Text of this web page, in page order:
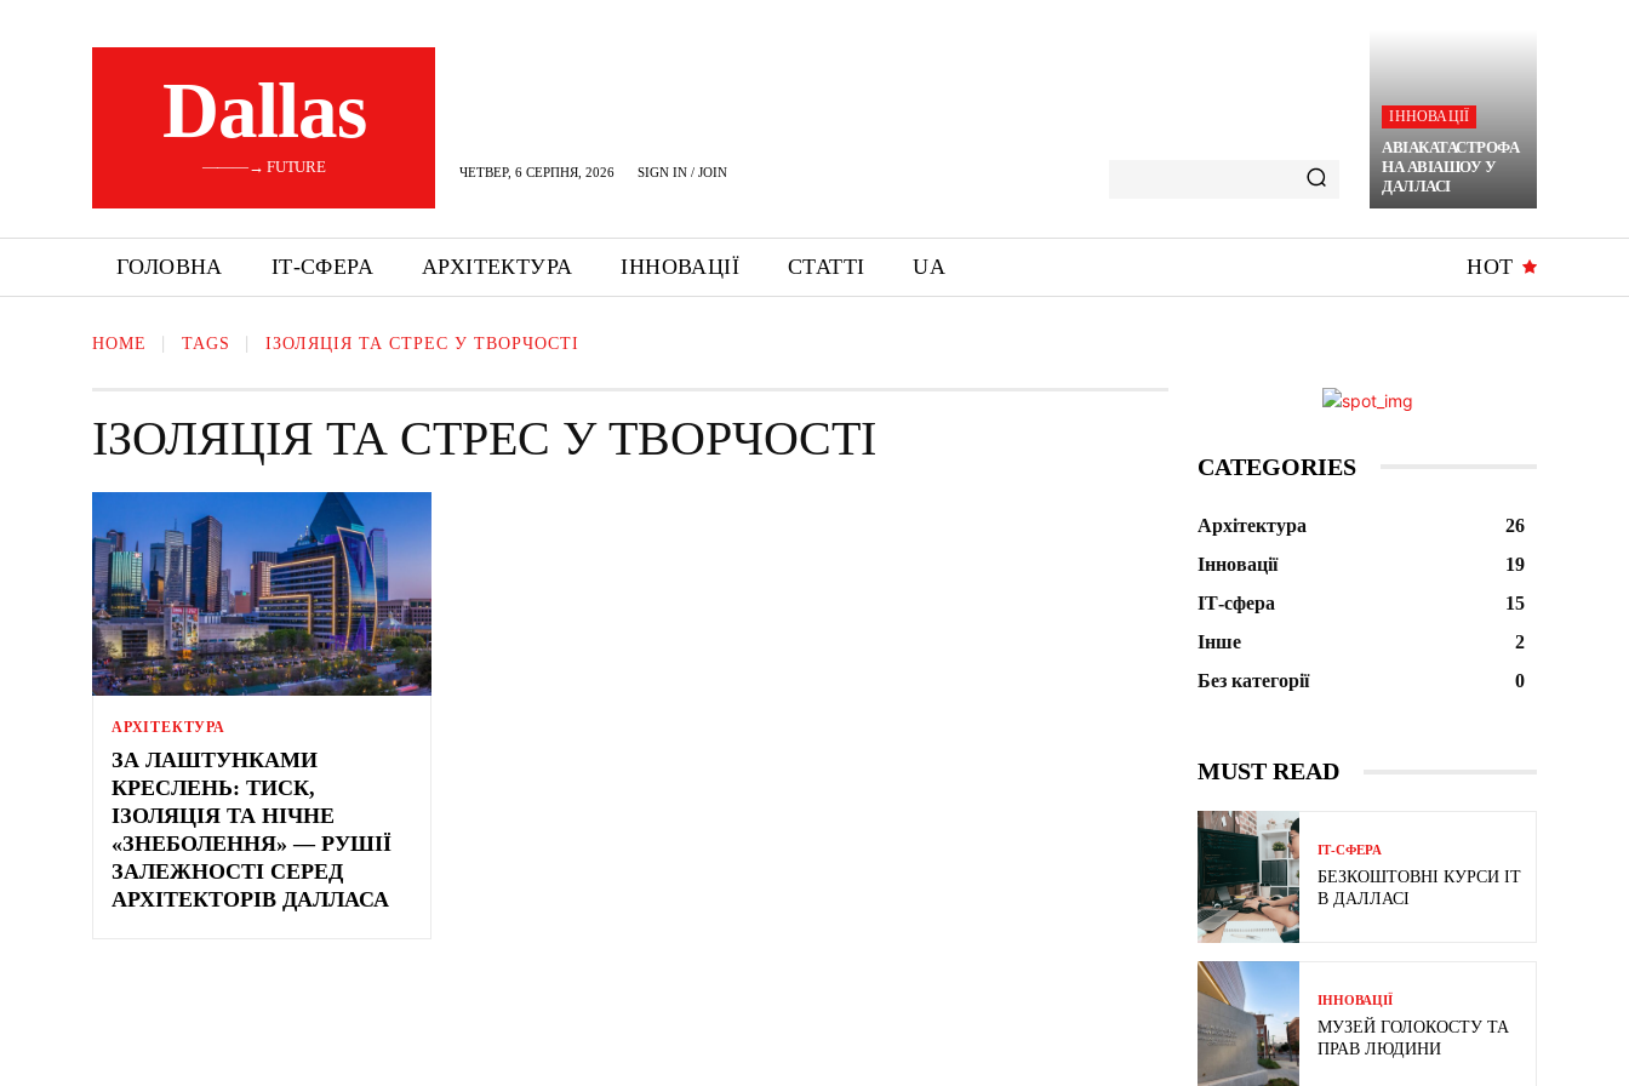
Dallas
———→ FUTURE ЧЕТВЕР, 6 СЕРПНЯ, 2026 SIGN IN / JOIN
ІННОВАЦІЇ
АВІАКАТАСТРОФА
НА АВІАШОУ У
ДАЛЛАСІ
ГОЛОВНА ІТ-СФЕРА АРХІТЕКТУРА ІННОВАЦІЇ СТАТТІ UA HOT
HOME TAGS ІЗОЛЯЦІЯ ТА СТРЕС У ТВОРЧОСТІ
ІЗОЛЯЦІЯ ТА СТРЕС У ТВОРЧОСТІ
АРХІТЕКТУРА
ЗА ЛАШТУНКАМИ
КРЕСЛЕНЬ: ТИСК,
ІЗОЛЯЦІЯ ТА НІЧНЕ
«ЗНЕБОЛЕННЯ» — РУШІЇ
ЗАЛЕЖНОСТІ СЕРЕД
АРХІТЕКТОРІВ ДАЛЛАСА
CATEGORIES
Архітектура
26
Інновації
19
ІТ-сфера
15
Інше
2
Без категорії
0
MUST READ
ІТ-СФЕРА
БЕЗКОШТОВНІ КУРСИ IT
В ДАЛЛАСІ
ІННОВАЦІЇ
МУЗЕЙ ГОЛОКОСТУ ТА
ПРАВ ЛЮДИНИ